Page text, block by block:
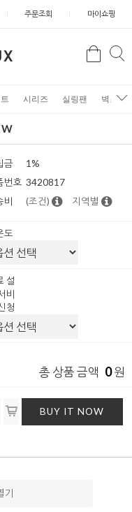
주문조회 마이쇼핑
검
시리즈 실링팬 벽조명
금
1%
번호 3420817
(조건) 지역별
도
설
비
청
총 상품 금액 0원
BUY IT NOW